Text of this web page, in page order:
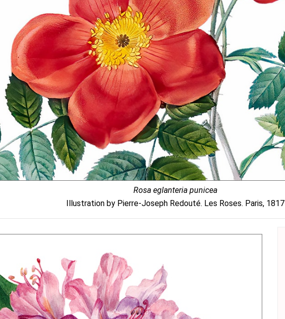
Rosa eglanteria punicea
Illustration by Pierre-Joseph Redouté. Les Roses. Paris, 1817